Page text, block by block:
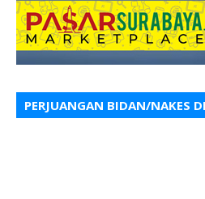
PERJUANGAN BIDAN/NAKES